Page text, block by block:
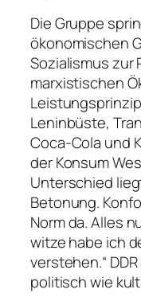
Die Gruppe
ökonomischen
Sozialismus zur
marxistischen
Leninbüste,
Coca-Cola und
der Konsum
Unterschied
Betonung.
Norm da. Alles
witze habe ich
verstehen.“
politisch wie